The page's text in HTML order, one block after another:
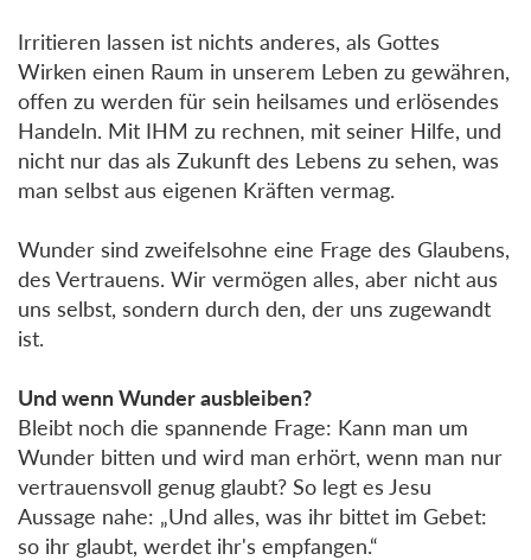
Irritieren lassen ist nichts anderes, als Gottes
Wirken einen Raum in unserem Leben zu gewähren,
offen zu werden für sein heilsames und erlösendes
Handeln. Mit IHM zu rechnen, mit seiner Hilfe, und
nicht nur das als Zukunft des Lebens zu sehen, was
man selbst aus eigenen Kräften vermag.
Wunder sind zweifelsohne eine Frage des Glaubens,
des Vertrauens. Wir vermögen alles, aber nicht aus
uns selbst, sondern durch den, der uns zugewandt
ist.
Und wenn Wunder ausbleiben?
Bleibt noch die spannende Frage: Kann man um
Wunder bitten und wird man erhört, wenn man nur
vertrauensvoll genug glaubt? So legt es Jesu
Aussage nahe: „Und alles, was ihr bittet im Gebet:
so ihr glaubt, werdet ihr's empfangen.“